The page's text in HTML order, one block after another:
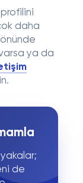
daha
ya da
de